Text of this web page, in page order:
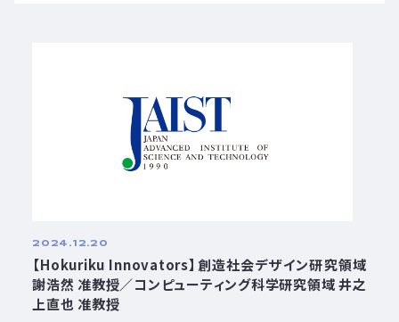
2024.12.20
【Hokuriku Innovators】創造社会デザイン研究領域
謝浩然 准教授／コンピューティング科学研究領域 井之
上直也 准教授